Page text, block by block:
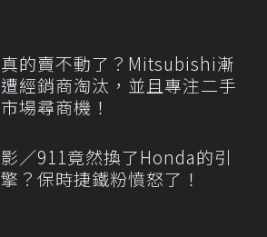
真的賣不動了？Mitsubishi漸
遭經銷商淘汰，並且專注二手
市場尋商機！
影／911竟然換了Honda的引
擎？保時捷鐵粉憤怒了！